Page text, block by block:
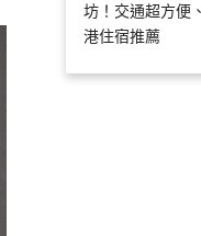
坊！交通超方便
港住宿推薦